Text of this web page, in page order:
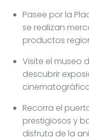
Pasee por la
se realizan
productos
Visite el museo
descubrir
Recorra el
prestigiosos y
disfruta de la